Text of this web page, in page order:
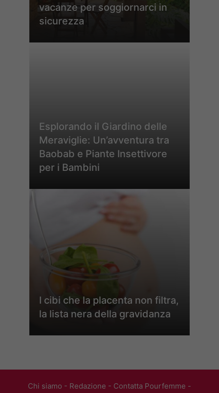
vacanze per soggiornarci in
sicurezza
Esplorando il Giardino delle
Meraviglie: Un’avventura tra
Baobab e Piante Insettivore
per i Bambini
I cibi che la placenta non filtra,
la lista nera della gravidanza
Chi siamo - Redazione - Contatta Pourfemme -